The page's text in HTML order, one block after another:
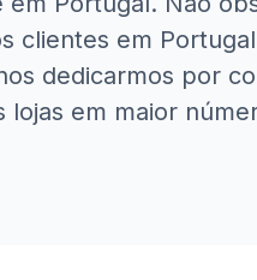
clientes em
dedicarmos por
lojas em maior